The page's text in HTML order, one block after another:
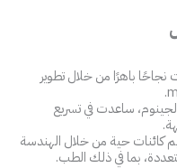
باهرًا من خلال تطوير
ساعدت في تسريع
كائنات حية من خلال الهندسة
بما في ذلك الطب.